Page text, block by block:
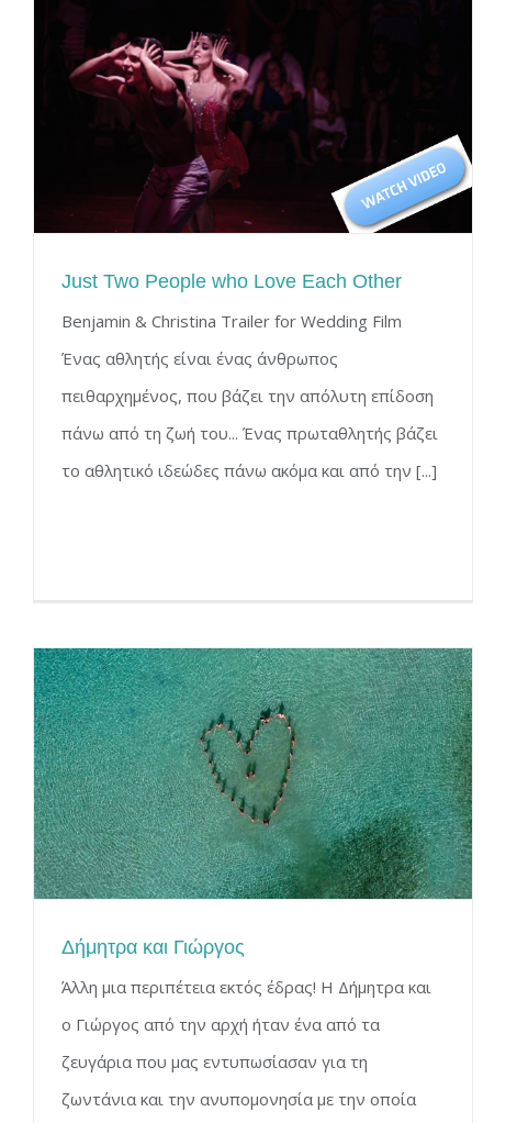
Just Two People who Love Each Other
Benjamin & Christina Trailer for Wedding Film
Ένας αθλητής είναι ένας άνθρωπος
πειθαρχημένος, που βάζει την απόλυτη επίδοση
πάνω από τη ζωή του... Ένας πρωταθλητής βάζει
το αθλητικό ιδεώδες πάνω ακόμα και από την [...]
Δήμητρα και Γιώργος
Άλλη μια περιπέτεια εκτός έδρας! Η Δήμητρα και
ο Γιώργος από την αρχή ήταν ένα από τα
ζευγάρια που μας εντυπωσίασαν για τη
ζωντάνια και την ανυπομονησία με την οποία